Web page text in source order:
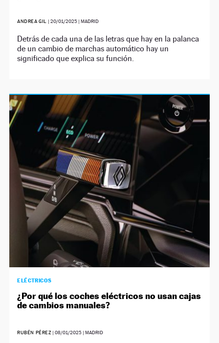
ANDREA GIL | 20/01/2025| MADRID
Detrás de cada una de las letras que hay en la palanca
de un cambio de marchas automático hay un
significado que explica su función.
ELÉCTRICOS
¿Por qué los coches eléctricos no usan cajas
de cambios manuales?
RUBÉN PÉREZ |08/01/2025 | MADRID